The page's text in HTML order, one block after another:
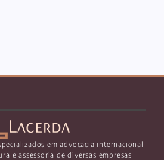
em advocacia internacional
e assessoria de diversas empresas